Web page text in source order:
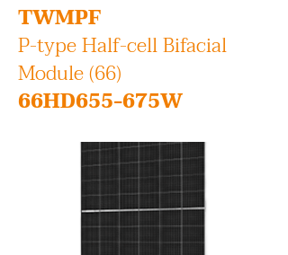
TWMPF
P-type Half-cell Bifacial
Module (66)
66HD655-675W